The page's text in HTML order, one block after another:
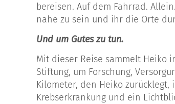
bereisen. Auf dem Fahrrad.
nahe zu sein und ihr die Orte
Und um Gutes zu tun.
Mit dieser Reise sammelt Heiko
Stiftung, um Forschung,
Kilometer, den Heiko
Krebserkrankung und ein